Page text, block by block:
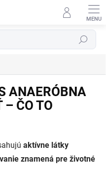
Hľadať
ANAERÓBNA
– ČO TO
aktívne látky
znamená pre životné